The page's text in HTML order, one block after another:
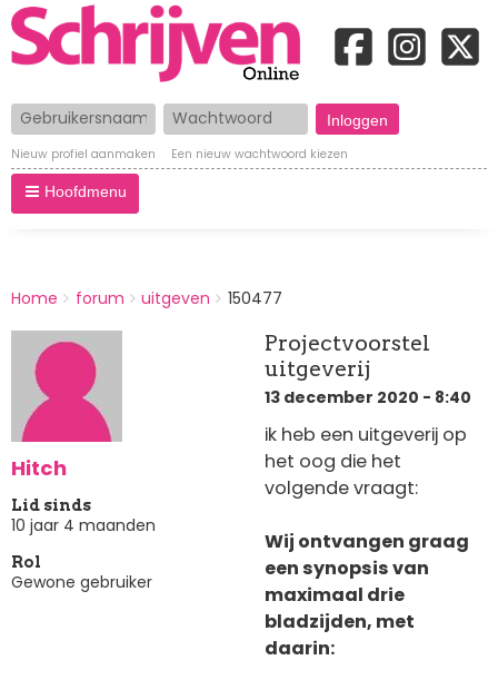
Gebruikersnaam Wachtwoord
Nieuw profiel aanmaken Een nieuw wachtwoord kiezen
Hoofdmenu
BREADCRUMBS
You
here:
Home forum uitgeven 150477
Hitch
Lid sinds
10 jaar 4 maanden
Rol
Gewone gebruiker
Projectvoorstel
uitgeverij
13 december 2020 - 8:40
ik heb een uitgeverij op
het oog die het
volgende vraagt:
Wij ontvangen graag
een synopsis van
maximaal drie
bladzijden, met
daarin: